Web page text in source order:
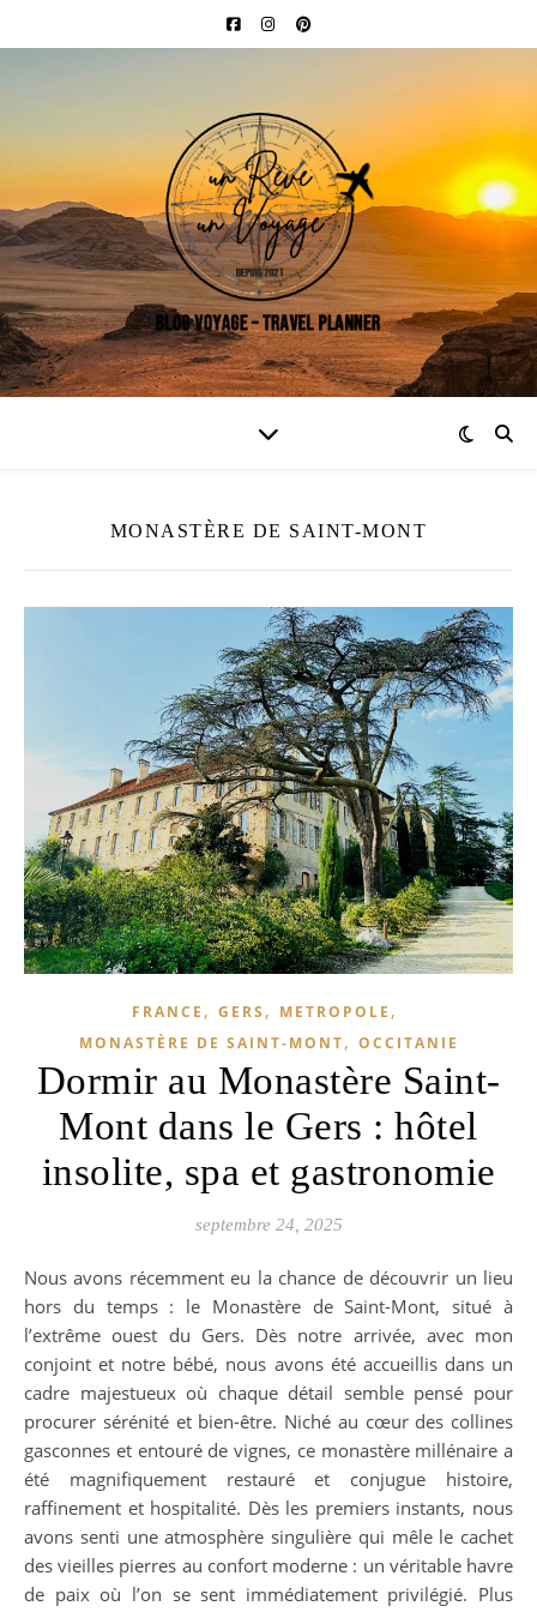
MONASTÈRE DE SAINT-MONT
FRANCE , GERS , METROPOLE ,
MONASTÈRE DE SAINT-MONT, OCCITANIE
Dormir au Monastère Saint-
Mont dans le Gers : hôtel
insolite, spa et gastronomie
septembre 24, 2025
Nous avons récemment eu la chance de découvrir un lieu
hors du temps : le Monastère de Saint-Mont, situé à
l’extrême ouest du Gers. Dès notre arrivée, avec mon
conjoint et notre bébé, nous avons été accueillis dans un
cadre majestueux où chaque détail semble pensé pour
procurer sérénité et bien-être. Niché au cœur des collines
gasconnes et entouré de vignes, ce monastère millénaire a
été magnifiquement restauré et conjugue histoire,
raffinement et hospitalité. Dès les premiers instants, nous
avons senti une atmosphère singulière qui mêle le cachet
des vieilles pierres au confort moderne : un véritable havre
de paix où l’on se sent immédiatement privilégié. Plus